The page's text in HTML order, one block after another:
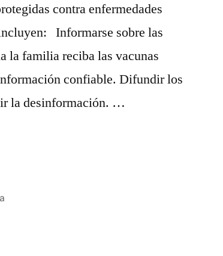
contra enfermedades
Informarse sobre las
la familia reciba las vacunas
confiable. Difundir los
la desinformación. …